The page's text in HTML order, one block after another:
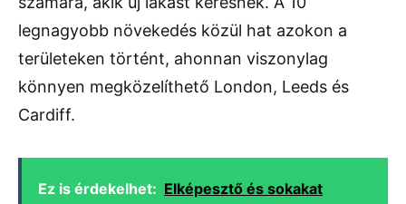
legnagyobb növekedés közül hat azokon a
területeken történt, ahonnan viszonylag
könnyen megközelíthető London, Leeds és
Cardiff.
Ez is érdekelhet: Elképesztő és sokakat